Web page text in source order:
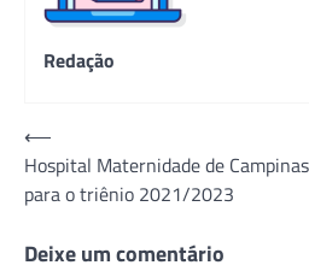
Redação
Navegação
de
Post
⟵
Hospital Maternidade de
para o triênio 2021/2023
Deixe um comentário